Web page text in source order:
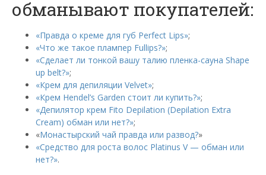
обманывают покупателей:
«Правда о креме для губ Perfect Lips»;
«Что же такое плампер Fullips?»;
«Сделает ли тонкой вашу талию пленка-сауна Shape
up belt?»;
«Крем для депиляции Velvet»;
«Крем Hendel’s Garden стоит ли купить?»;
«Депилятор крем Fito Depilation (Depilation Extra
Cream) обман или нет?»;
«Монастырский чай правда или развод?»
«Средство для роста волос Platinus V — обман или
нет?».